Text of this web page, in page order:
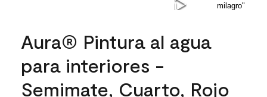
Aura® Pintura al agua
para interiores -
Semimate, Cuarto, Rojo